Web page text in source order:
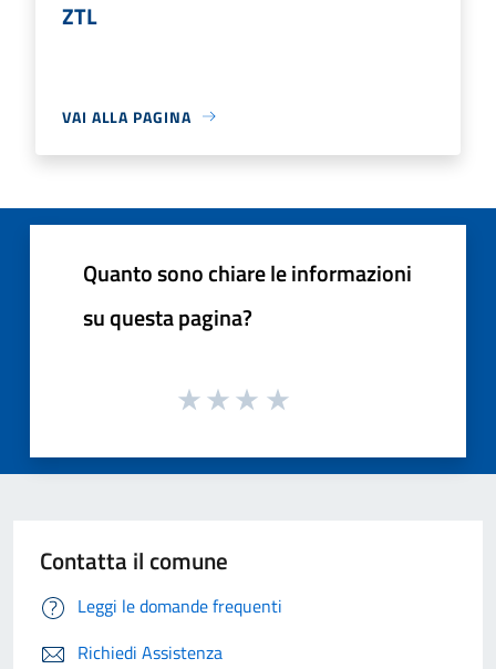
ZTL
VAI ALLA PAGINA
Quanto sono chiare le informazioni
su questa pagina?
Contatta il comune
Leggi le domande frequenti
Richiedi Assistenza